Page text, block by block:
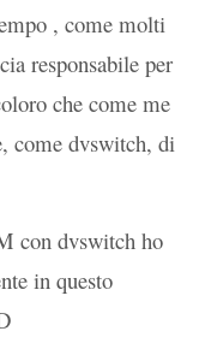
, come molti
responsabile per
che come me
come dvswitch, di
con dvswitch ho
in questo